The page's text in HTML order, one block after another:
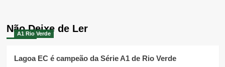
Não Deixe de Ler
A1 Rio Verde
Lagoa EC é campeão da Série A1 de Rio Verde